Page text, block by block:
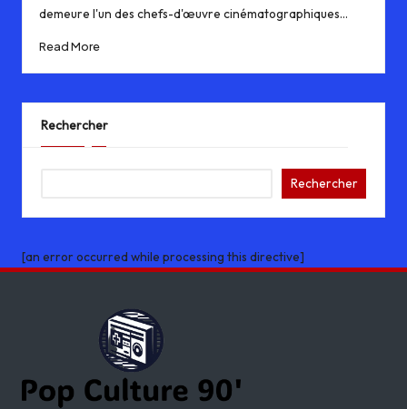
demeure l'un des chefs-d'œuvre cinématographiques…
Read More
Rechercher
Rechercher
[an error occurred while processing this directive]